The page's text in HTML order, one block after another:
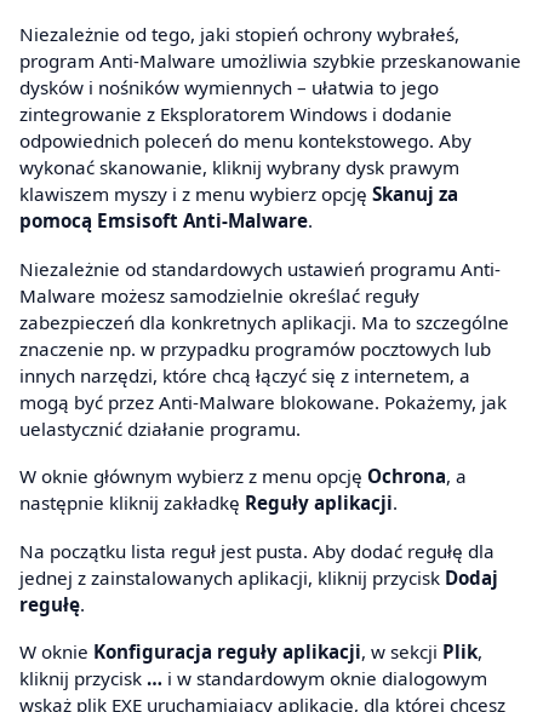
Niezależnie od tego, jaki stopień ochrony wybrałeś,
program Anti-Malware umożliwia szybkie przeskanowanie
dysków i nośników wymiennych – ułatwia to jego
zintegrowanie z Eksploratorem Windows i dodanie
odpowiednich poleceń do menu kontekstowego. Aby
wykonać skanowanie, kliknij wybrany dysk prawym
klawiszem myszy i z menu wybierz opcję Skanuj za
pomocą Emsisoft Anti-Malware.
Niezależnie od standardowych ustawień programu Anti-
Malware możesz samodzielnie określać reguły
zabezpieczeń dla konkretnych aplikacji. Ma to szczególne
znaczenie np. w przypadku programów pocztowych lub
innych narzędzi, które chcą łączyć się z internetem, a
mogą być przez Anti-Malware blokowane. Pokażemy, jak
uelastycznić działanie programu.
W oknie głównym wybierz z menu opcję Ochrona, a
następnie kliknij zakładkę Reguły aplikacji.
Na początku lista reguł jest pusta. Aby dodać regułę dla
jednej z zainstalowanych aplikacji, kliknij przycisk Dodaj
regułę.
W oknie Konfiguracja reguły aplikacji, w sekcji Plik,
kliknij przycisk … i w standardowym oknie dialogowym
wskaż plik EXE uruchamiający aplikację, dla której chcesz